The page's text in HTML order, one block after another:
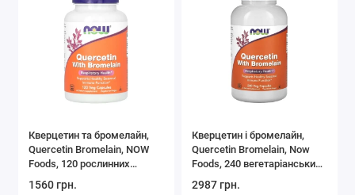
Кверцетин та бромелайн,
Quercetin Bromelain, NOW
Foods, 120 рослинних
1560 грн.
Кверцетин і бромелайн,
Quercetin Bromelain, Now
Foods, 240 вегетаріанських
2987 грн.